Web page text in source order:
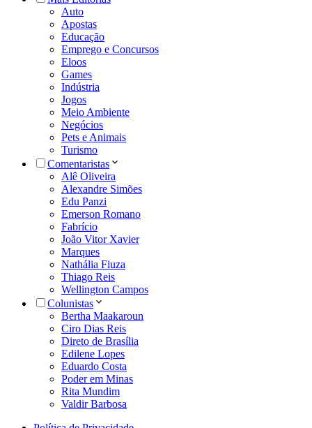
Auto
Apostas
Educação
Emprego e Concursos
Eloos
Games
Indústria
Jogos
Meio Ambiente
Negócios
Pets e Animais
Turismo
Comentaristas
Alê Oliveira
Alexandre Simões
Edu Panzi
Emerson Romano
Fabrício
João Vitor Xavier
Marques
Nathália Fiuza
Thiago Reis
Wellington Campos
Colunistas
Bertha Maakaroun
Ciro Dias Reis
Direto de Brasília
Edilene Lopes
Eduardo Costa
Poder em Minas
Rita Mundim
Valdir Barbosa